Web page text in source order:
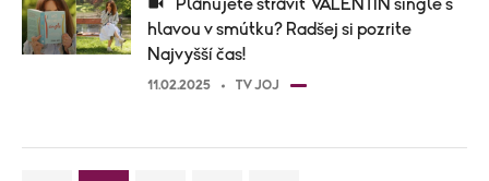
hlavou v smútku? Radšej si pozrite
Najvyšší čas!
11.02.2025 TV JOJ